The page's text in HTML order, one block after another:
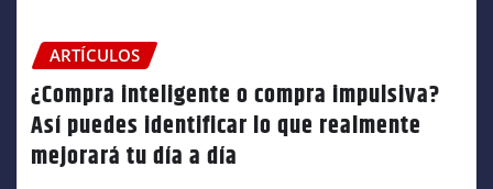
ARTÍCULOS
¿Compra inteligente o compra impulsiva?
Así puedes identificar lo que realmente
mejorará tu día a día